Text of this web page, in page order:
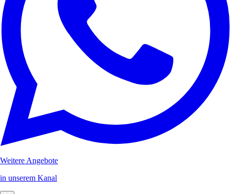
Weitere Angebote
in unserem Kanal